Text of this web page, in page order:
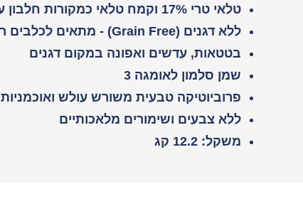
טלאי טרי 17% וקמח טלאי כמקורות חלבון עיקריים
ללא דגנים (Grain Free) - מתאים לכלבים רגישים
בטטאות, עדשים ואפונה במקום דגנים
שמן סלמון לאומגה 3
פרוביוטיקה טבעית משורש עולש ואוכמניות
ללא צבעים ושימורים מלאכותיים
משקל: 12.2 קג